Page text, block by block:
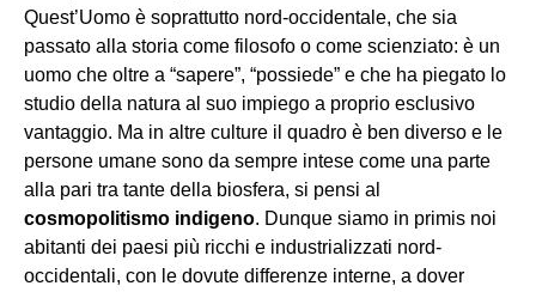
Quest’Uomo è soprattutto nord-occidentale, che sia
passato alla storia come filosofo o come scienziato: è un
uomo che oltre a “sapere”, “possiede” e che ha piegato lo
studio della natura al suo impiego a proprio esclusivo
vantaggio. Ma in altre culture il quadro è ben diverso e le
persone umane sono da sempre intese come una parte
alla pari tra tante della biosfera, si pensi al
cosmopolitismo indigeno. Dunque siamo in primis noi
abitanti dei paesi più ricchi e industrializzati nord-
occidentali, con le dovute differenze interne, a dover